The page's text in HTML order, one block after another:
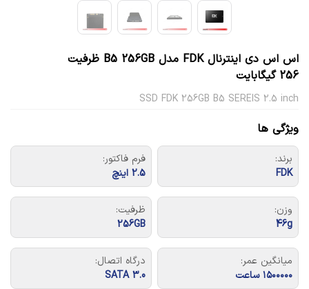
اس اس دی اینترنال FDK مدل B5 256GB ظرفیت
256 گیگابایت
SSD FDK 256GB B5 SEREIS 2.5 inch
ویژگی ها
برند:
FDK
فرم فاکتور:
2.5 اینچ
وزن:
46g
ظرفیت:
256GB
میانگین عمر:
۱۵۰۰۰۰۰ ساعت
درگاه اتصال:
SATA 3.0